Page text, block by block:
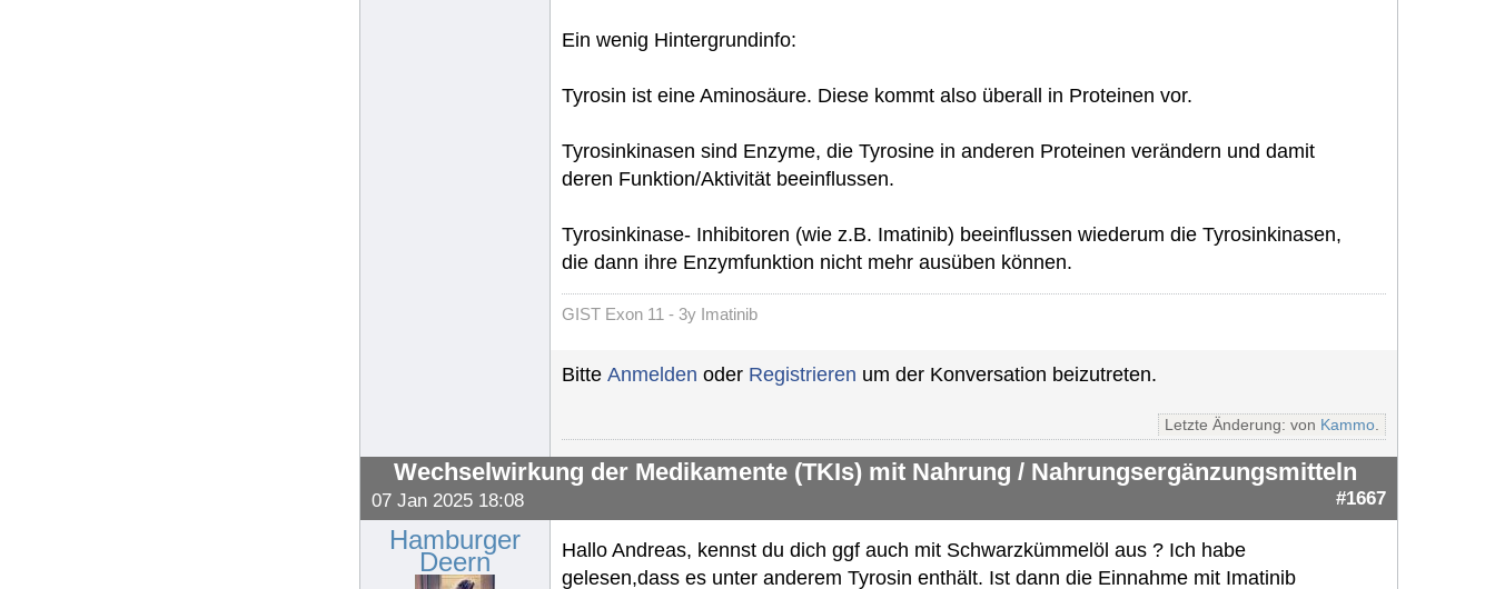
Ein wenig Hintergrundinfo:
Tyrosin ist eine Aminosäure. Diese kommt also überall in Proteinen vor.
Tyrosinkinasen sind Enzyme, die Tyrosine in anderen Proteinen verändern und damit
deren Funktion/Aktivität beeinflussen.
Tyrosinkinase- Inhibitoren (wie z.B. Imatinib) beeinflussen wiederum die Tyrosinkinasen,
die dann ihre Enzymfunktion nicht mehr ausüben können.
GIST Exon 11 - 3y Imatinib
Bitte Anmelden oder Registrieren um der Konversation beizutreten.
Letzte Änderung: von Kammo.
Wechselwirkung der Medikamente (TKIs) mit Nahrung / Nahrungsergänzungsmitteln
07 Jan 2025 18:08 #1667
Hamburger
Deern
Hallo Andreas, kennst du dich ggf auch mit Schwarzkümmelöl aus ? Ich habe
gelesen,dass es unter anderem Tyrosin enthält. Ist dann die Einnahme mit Imatinib